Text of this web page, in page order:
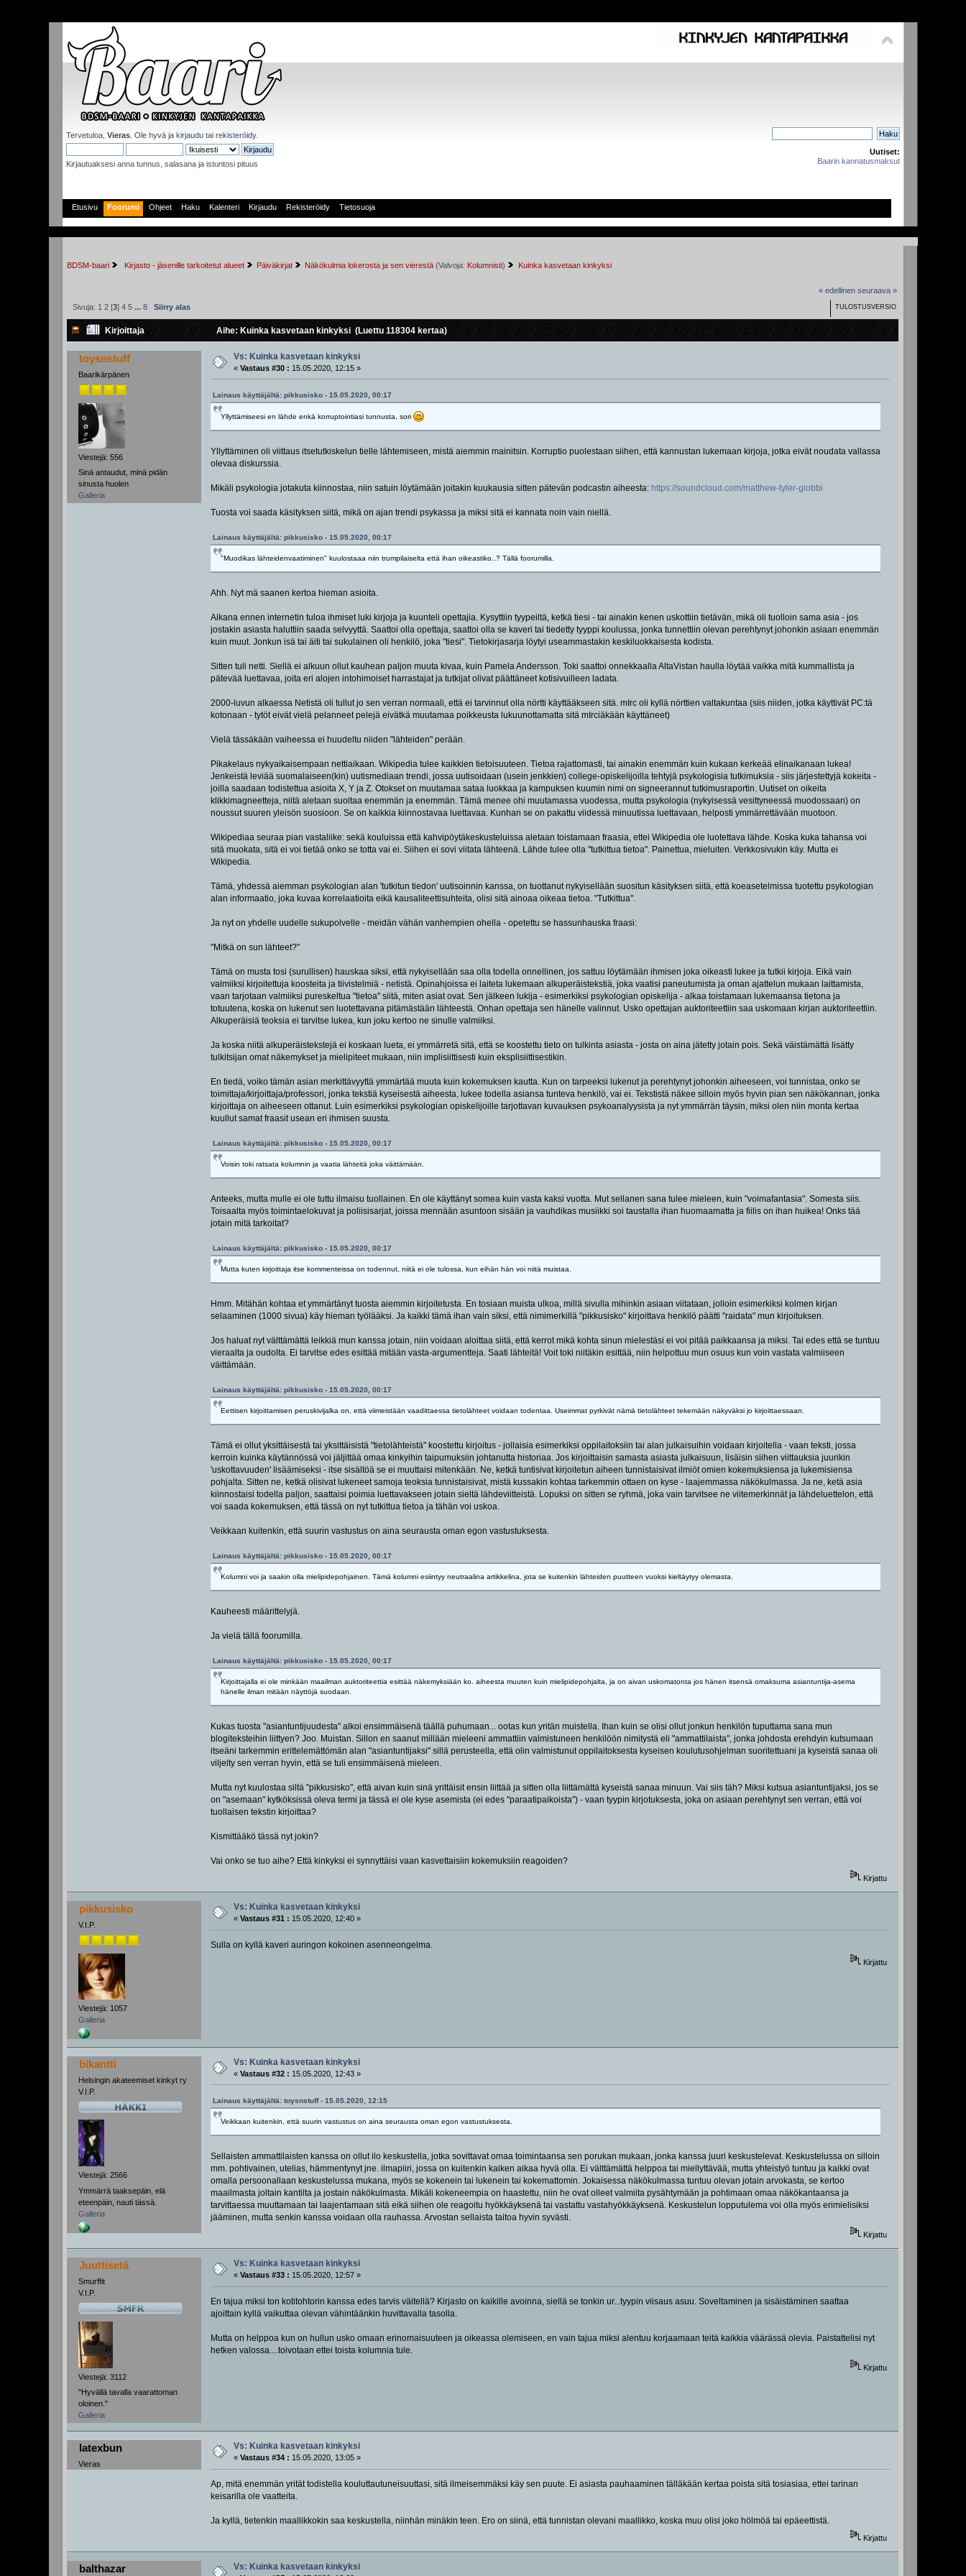
Tervetuloa,Vieras . Ole hyvä jakirjaudu tairekisteröidy.
Kirjautuaksesi anna tunnus, salasana ja istuntosi pituus
Uutiset:
Baarin kannatusmaksut
Etusivu Foorumi Ohjeet Haku Kalenteri Kirjaudu Rekisteröidy Tietosuoja
BDSM-baari Kirjasto - jäsenille tarkoitetut alueet Päiväkirjat Näkökulmia lokerosta ja sen vierestä (Valvoja: Kolumnisti) Kuinka kasvetaan kinkyksi
« edellinen seuraava »
TULOSTUSVERSIO
Sivuja: 1 2 [3]4 5 ...8 Siirry alas
Kirjoittaja Aihe: Kuinka kasvetaan kinkyksi (Luettu 118304 kertaa)
toysnstuff
Baarikärpänen
Viestejä: 556
Sinä antaudut, minä pidän
sinusta huolen
Galleria
Vs: Kuinka kasvetaan kinkyksi
«Vastaus #30 : 15.05.2020, 12:15 »
Lainaus käyttäjältä: pikkusisko - 15.05.2020, 00:17
Yllyttämiseesi en lähde enkä korruptointiasi tunnusta, sori
Yllyttäminen oli viittaus itsetutkiskelun tielle lähtemiseen, mistä aiemmin mainitsin. Korruptio puolestaan siihen, että kannustan lukemaan kirjoja, jotka eivät noudata vallassa
olevaa diskurssia.
Mikäli psykologia jotakuta kiinnostaa, niin satuin löytämään joitakin kuukausia sitten pätevän podcastin aiheesta: https://soundcloud.com/matthew-tyler-giobbi
Tuosta voi saada käsityksen siitä, mikä on ajan trendi psykassa ja miksi sitä ei kannata noin vain niellä.
Lainaus käyttäjältä: pikkusisko - 15.05.2020, 00:17
"Muodikas lähteidenvaatiminen" kuulostaaa niin trumpilaiselta että ihan oikeastiko..? Tällä foorumilla.
Ahh. Nyt mä saanen kertoa hieman asioita.
Aikana ennen internetin tuloa ihmiset luki kirjoja ja kuunteli opettajia. Kysyttiin tyypeiltä, ketkä tiesi - tai ainakin kenen uskottiin tietävän, mikä oli tuolloin sama asia - jos
jostakin asiasta haluttiin saada selvyyttä. Saattoi olla opettaja, saattoi olla se kaveri tai tiedetty tyyppi koulussa, jonka tunnettiin olevan perehtynyt johonkin asiaan enemmän
kuin muut. Jonkun isä tai äiti tai sukulainen oli henkilö, joka "tiesi". Tietokirjasarja löytyi useammastakin keskiluokkaisesta kodista.
Sitten tuli netti. Siellä ei alkuun ollut kauhean paljon muuta kivaa, kuin Pamela Andersson. Toki saattoi onnekkaalla AltaVistan haulla löytää vaikka mitä kummallista ja
pätevää luettavaa, joita eri alojen intohimoiset harrastajat ja tutkijat olivat päättäneet kotisivuilleen ladata.
2000-luvun alkaessa Netistä oli tullut jo sen verran normaali, että ei tarvinnut olla nörtti käyttääkseen sitä. mIrc oli kyllä nörttien valtakuntaa (siis niiden, jotka käyttivät PC:tä
kotonaan - tytöt eivät vielä pelanneet pelejä eivätkä muutamaa poikkeusta lukuunottamatta sitä mIrciäkään käyttäneet)
Vielä tässäkään vaiheessa ei huudeltu niiden "lähteiden" perään.
Pikakelaus nykyaikaisempaan nettiaikaan. Wikipedia tulee kaikkien tietoisuuteen. Tietoa rajattomasti, tai ainakin enemmän kuin kukaan kerkeää elinaikanaan lukea!
Jenkeistä leviää suomalaiseen(kin) uutismediaan trendi, jossa uutisoidaan (usein jenkkien) college-opiskelijoilla tehtyjä psykologisia tutkimuksia - siis järjestettyjä kokeita -
joilla saadaan todistettua asioita X, Y ja Z. Otokset on muutamaa sataa luokkaa ja kampuksen kuumin nimi on signeerannut tutkimusraportin. Uutiset on oikeita
klikkimagneetteja, niitä aletaan suoltaa enemmän ja enemmän. Tämä menee ohi muutamassa vuodessa, mutta psykologia (nykyisessä vesittyneessä muodossaan) on
noussut suuren yleisön suosioon. Se on kaikkia kiinnostavaa luettavaa. Kunhan se on pakattu viidessä minuutissa luettavaan, helposti ymmärrettävään muotoon.
Wikipediaa seuraa pian vastaliike: sekä kouluissa että kahvipöytäkeskusteluissa aletaan toistamaan fraasia, ettei Wikipedia ole luotettava lähde. Koska kuka tahansa voi
sitä muokata, sitä ei voi tietää onko se totta vai ei. Siihen ei sovi viitata lähteenä. Lähde tulee olla "tutkittua tietoa". Painettua, mieluiten. Verkkosivukin käy. Mutta ei
Wikipedia.
Tämä, yhdessä aiemman psykologian alan 'tutkitun tiedon' uutisoinnin kanssa, on tuottanut nykyisellään suositun käsityksen siitä, että koeasetelmissa tuotettu psykologian
alan informaatio, joka kuvaa korrelaatioita eikä kausaliteettisuhteita, olisi sitä ainoaa oikeaa tietoa. "Tutkittua".
Ja nyt on yhdelle uudelle sukupolvelle - meidän vähän vanhempien ohella - opetettu se hassunhauska fraasi:
"Mitkä on sun lähteet?"
Tämä on musta tosi (surullisen) hauskaa siksi, että nykyisellään saa olla todella onnellinen, jos sattuu löytämään ihmisen joka oikeasti lukee ja tutkii kirjoja. Eikä vain
valmiiksi kirjoitettuja koosteita ja tiivistelmiä - netistä. Opinahjoissa ei laiteta lukemaan alkuperäistekstiä, joka vaatisi paneutumista ja oman ajattelun mukaan laittamista,
vaan tarjotaan valmiiksi pureskeltua "tietoa" siitä, miten asiat ovat. Sen jälkeen lukija - esimerkiksi psykologian opiskelija - alkaa toistamaan lukemaansa tietona ja
totuutena, koska on lukenut sen luotettavana pitämästään lähteestä. Onhan opettaja sen hänelle valinnut. Usko opettajan auktoriteettiin saa uskomaan kirjan auktoriteettiin.
Alkuperäisiä teoksia ei tarvitse lukea, kun joku kertoo ne sinulle valmiiksi.
Ja koska niitä alkuperäistekstejä ei koskaan lueta, ei ymmärretä sitä, että se koostettu tieto on tulkinta asiasta - josta on aina jätetty jotain pois. Sekä väistämättä lisätty
tulkitsijan omat näkemykset ja mielipiteet mukaan, niin implisiittisesti kuin eksplisiittisestikin.
En tiedä, voiko tämän asian merkittävyyttä ymmärtää muuta kuin kokemuksen kautta. Kun on tarpeeksi lukenut ja perehtynyt johonkin aiheeseen, voi tunnistaa, onko se
toimittaja/kirjoittaja/professori, jonka tekstiä kyseisestä aiheesta, lukee todella asiansa tunteva henkilö, vai ei. Tekstistä näkee silloin myös hyvin pian sen näkökannan, jonka
kirjoittaja on aiheeseen ottanut. Luin esimerkiksi psykologian opiskelijoille tarjottavan kuvauksen psykoanalyysista ja nyt ymmärrän täysin, miksi olen niin monta kertaa
kuullut samat fraasit usean eri ihmisen suusta.
Lainaus käyttäjältä: pikkusisko - 15.05.2020, 00:17
Voisin toki ratsata kolumnin ja vaatia lähteitä joka väittämään.
Anteeks, mutta mulle ei ole tuttu ilmaisu tuollainen. En ole käyttänyt somea kuin vasta kaksi vuotta. Mut sellanen sana tulee mieleen, kuin "voimafantasia". Somesta siis.
Toisaalta myös toimintaelokuvat ja poliisisarjat, joissa mennään asuntoon sisään ja vauhdikas musiikki soi taustalla ihan huomaamatta ja fiilis on ihan huikea! Onks tää
jotain mitä tarkoitat?
Lainaus käyttäjältä: pikkusisko - 15.05.2020, 00:17
Mutta kuten kirjoittaja itse kommenteissa on todennut, niitä ei ole tulossa, kun eihän hän voi niitä muistaa.
Hmm. Mitähän kohtaa et ymmärtänyt tuosta aiemmin kirjoitetusta. En tosiaan muista ulkoa, millä sivulla mihinkin asiaan viitataan, jolloin esimerkiksi kolmen kirjan
selaaminen (1000 sivua) käy hieman työlääksi. Ja kaikki tämä ihan vain siksi, että nimimerkillä "pikkusisko" kirjoittava henkilö päätti "raidata" mun kirjoituksen.
Jos haluat nyt välttämättä leikkiä mun kanssa jotain, niin voidaan aloittaa siitä, että kerrot mikä kohta sinun mielestäsi ei voi pitää paikkaansa ja miksi. Tai edes että se tuntuu
vieraalta ja oudolta. Ei tarvitse edes esittää mitään vasta-argumentteja. Saati lähteitä! Voit toki niitäkin esittää, niin helpottuu mun osuus kun voin vastata valmiiseen
väittämään.
Lainaus käyttäjältä: pikkusisko - 15.05.2020, 00:17
Eettisen kirjoittamisen peruskivijalka on, että viimeistään vaadittaessa tietolähteet voidaan todentaa. Useimmat pyrkivät nämä tietolähteet tekemään näkyväksi jo kirjoittaessaan.
Tämä ei ollut yksittäisestä tai yksittäisistä "tietolähteistä" koostettu kirjoitus - jollaisia esimerkiksi oppilaitoksiin tai alan julkaisuihin voidaan kirjoitella - vaan teksti, jossa
kerroin kuinka käytännössä voi jäljittää omaa kinkyihin taipumuksiin johtanutta historiaa. Jos kirjoittaisin samasta asiasta julkaisuun, lisäisin siihen viittauksia juurikin
'uskottavuuden' lisäämiseksi - itse sisältöä se ei muuttaisi mitenkään. Ne, ketkä tuntisivat kirjoitetun aiheen tunnistaisivat ilmiöt omien kokemuksiensa ja lukemisiensa
pohjalta. Sitten ne, ketkä olisivat lukeneet samoja teoksia tunnistaisivat, mistä kussakin kohtaa tarkemmin ottaen on kyse - laajemmassa näkökulmassa. Ja ne, ketä asia
kiinnostaisi todella paljon, saattaisi poimia luettavakseen jotain sieltä lähdeviitteistä. Lopuksi on sitten se ryhmä, joka vain tarvitsee ne viitemerkinnät ja lähdeluettelon, että
voi saada kokemuksen, että tässä on nyt tutkittua tietoa ja tähän voi uskoa.
Veikkaan kuitenkin, että suurin vastustus on aina seurausta oman egon vastustuksesta.
Lainaus käyttäjältä: pikkusisko - 15.05.2020, 00:17
Kolumni voi ja saakin olla mielipidepohjainen. Tämä kolumni esiintyy neutraalina artikkelina, jota se kuitenkin lähteiden puutteen vuoksi kieltäytyy olemasta.
Kauheesti määrittelyjä.
Ja vielä tällä foorumilla.
Lainaus käyttäjältä: pikkusisko - 15.05.2020, 00:17
Kirjoittajalla ei ole minkään maailman auktoriteettia esittää näkemyksiään ko. aiheesta muuten kuin mielipidepohjalta, ja on aivan uskomatonta jos hänen itsensä omaksuma asiantuntija-asema
hänelle ilman mitään näyttöjä suodaan.
Kukas tuosta "asiantuntijuudesta" alkoi ensimmäisenä täällä puhumaan... ootas kun yritän muistella. Ihan kuin se olisi ollut jonkun henkilön tuputtama sana mun
blogiteksteihin liittyen? Joo. Muistan. Sillon en saanut millään mieleeni ammattiin valmistuneen henkilöön nimitystä eli "ammattilaista", jonka johdosta erehdyin kutsumaan
itseäni tarkemmin erittelemättömän alan "asiantuntijaksi" sillä perusteella, että olin valmistunut oppilaitoksesta kyseisen koulutusohjelman suoritettuani ja kyseistä sanaa oli
viljelty sen verran hyvin, että se tuli ensimmäisenä mieleen.
Mutta nyt kuulostaa siltä "pikkusisko", että aivan kuin sinä yrittäisit ensin liittää ja sitten olla liittämättä kyseistä sanaa minuun. Vai siis täh? Miksi kutsua asiantuntijaksi, jos se
on "asemaan" kytköksissä oleva termi ja tässä ei ole kyse asemista (ei edes "paraatipaikoista") - vaan tyypin kirjotuksesta, joka on asiaan perehtynyt sen verran, että voi
tuollaisen tekstin kirjoittaa?
Kismittääkö tässä nyt jokin?
Vai onko se tuo aihe? Että kinkyksi ei synnyttäisi vaan kasvettaisiin kokemuksiin reagoiden?
Kirjattu
pikkusisko
V.I.P.
Viestejä: 1057
Galleria
Vs: Kuinka kasvetaan kinkyksi
«Vastaus #31 : 15.05.2020, 12:40 »
Sulla on kyllä kaveri auringon kokoinen asenneongelma.
Kirjattu
bikantti
Helsingin akateemiset kinkyt ry
V.I.P.
Viestejä: 2566
Ymmärrä taaksepäin, elä
eteenpäin, nauti tässä.
Galleria
Vs: Kuinka kasvetaan kinkyksi
«Vastaus #32 : 15.05.2020, 12:43 »
Lainaus käyttäjältä: toysnstuff - 15.05.2020, 12:15
Veikkaan kuitenkin, että suurin vastustus on aina seurausta oman egon vastustuksesta.
Sellaisten ammattilaisten kanssa on ollut ilo keskustella, jotka sovittavat omaa toimintaansa sen porukan mukaan, jonka kanssa juuri keskustelevat. Keskustelussa on silloin
mm. pohtivainen, utelias, hämmentynyt jne. ilmapiiri, jossa on kuitenkin kaiken aikaa hyvä olla. Ei välttämättä helppoa tai miellyttävää, mutta yhteistyö tuntuu ja kaikki ovat
omalla persoonallaan keskustelussa mukana, myös se kokenein tai lukenein tai kokemattomin. Jokaisessa näkökulmassa tuntuu olevan jotain arvokasta, se kertoo
maailmasta joltain kantilta ja jostain näkökulmasta. Mikäli kokeneempia on haastettu, niin he ovat olleet valmiita pysähtymään ja pohtimaan omaa näkökantaansa ja
tarvittaessa muuttamaan tai laajentamaan sitä eikä siihen ole reagoitu hyökkäyksenä tai vastattu vastahyökkäyksenä. Keskustelun lopputulema voi olla myös erimielisiksi
jääminen, mutta senkin kanssa voidaan olla rauhassa. Arvostan sellaista taitoa hyvin syvästi.
Kirjattu
Juuttisetä
Smurffit
V.I.P.
Viestejä: 3112
"Hyvällä tavalla vaarattoman
oloinen."
Galleria
Vs: Kuinka kasvetaan kinkyksi
«Vastaus #33 : 15.05.2020, 12:57 »
En tajua miksi ton kotitohtorin kanssa edes tarvis väitellä? Kirjasto on kaikille avoinna, siellä se tonkin ur...tyypin viisaus asuu. Soveltaminen ja sisäistäminen saattaa
ajoittain kyllä vaikuttaa olevan vähintäänkin huvittavalla tasolla.
Mutta on helppoa kun on hullun usko omaan erinomaisuuteen ja oikeassa olemiseen, en vain tajua miksi alentuu korjaamaan teitä kaikkia väärässä olevia. Paistattelisi nyt
hetken valossa....toivotaan ettei toista kolumnia tule.
Kirjattu
latexbun
Vieras
Vs: Kuinka kasvetaan kinkyksi
«Vastaus #34 : 15.05.2020, 13:05 »
Ap, mitä enemmän yrität todistella kouluttautuneisuuttasi, sitä ilmeisemmäksi käy sen puute. Ei asiasta pauhaaminen tälläkään kertaa poista sitä tosiasiaa, ettei tarinan
keisarilla ole vaatteita.
Ja kyllä, tietenkin maallikkokin saa keskustella, niinhän minäkin teen. Ero on siinä, että tunnistan olevani maallikko, koska muu olisi joko hölmöä tai epäeettistä.
Kirjattu
balthazar Vs: Kuinka kasvetaan kinkyksi